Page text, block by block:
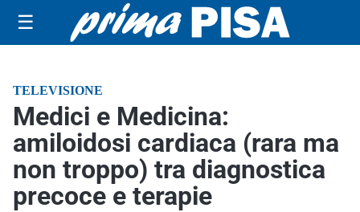
☰
TELEVISIONE
Medici e Medicina:
amiloidosi cardiaca (rara ma
non troppo) tra diagnostica
precoce e terapie